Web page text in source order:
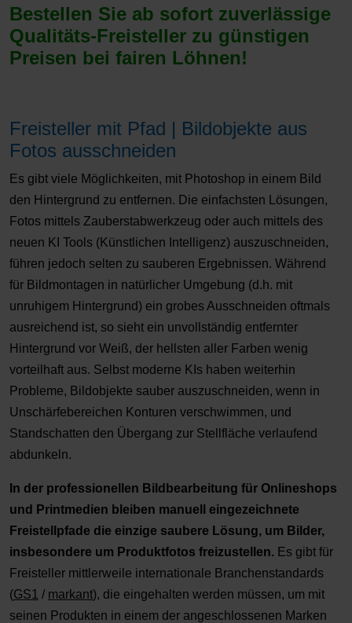
Bestellen Sie ab sofort zuverlässige
Qualitäts-Freisteller zu günstigen
Preisen bei fairen Löhnen!
Freisteller mit Pfad | Bildobjekte aus
Fotos ausschneiden
Es gibt viele Möglichkeiten, mit Photoshop in einem Bild
den Hintergrund zu entfernen. Die einfachsten Lösungen,
Fotos mittels Zauberstabwerkzeug oder auch mittels des
neuen KI Tools (Künstlichen Intelligenz) auszuschneiden,
führen jedoch selten zu sauberen Ergebnissen. Während
für Bildmontagen in natürlicher Umgebung (d.h. mit
unruhigem Hintergrund) ein grobes Ausschneiden oftmals
ausreichend ist, so sieht ein unvollständig entfernter
Hintergrund vor Weiß, der hellsten aller Farben wenig
vorteilhaft aus. Selbst moderne KIs haben weiterhin
Probleme, Bildobjekte sauber auszuschneiden, wenn in
Unschärfebereichen Konturen verschwimmen, und
Standschatten den Übergang zur Stellfläche verlaufend
abdunkeln.
In der professionellen Bildbearbeitung für Onlineshops
und Printmedien bleiben manuell eingezeichnete
Freistellpfade die einzige saubere Lösung, um Bilder,
insbesondere um Produktfotos freizustellen. Es gibt für
Freisteller mittlerweile internationale Branchenstandards
(GS1 / markant), die eingehalten werden müssen, um mit
seinen Produkten in einem der angeschlossenen Marken